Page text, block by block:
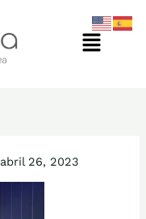
Menú
abril 26, 2023